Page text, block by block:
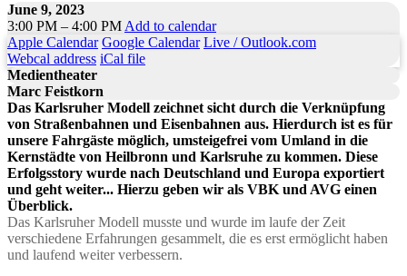
June 9, 2023
3:00 PM – 4:00 PM Add to calendar
Apple Calendar Google Calendar Live / Outlook.com
Webcal address iCal file
Medientheater
Marc Feistkorn
Das Karlsruher Modell zeichnet sicht durch die Verknüpfung
von Straßenbahnen und Eisenbahnen aus. Hierdurch ist es für
unsere Fahrgäste möglich, umsteigefrei vom Umland in die
Kernstädte von Heilbronn und Karlsruhe zu kommen. Diese
Erfolgsstory wurde nach Deutschland und Europa exportiert
und geht weiter... Hierzu geben wir als VBK und AVG einen
Überblick.
Das Karlsruher Modell musste und wurde im laufe der Zeit
verschiedene Erfahrungen gesammelt, die es erst ermöglicht haben
und laufend weiter verbessern.